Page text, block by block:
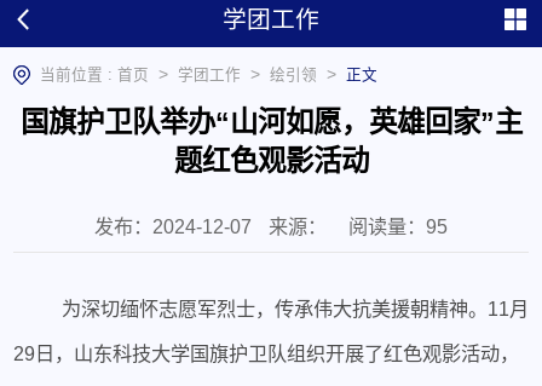
学团工作
当前位置 : 首页 > 学团工作 > 绘引领 > 正文
国旗护卫队举办“山河如愿，英雄回家”主
题红色观影活动
发布：2024-12-07 来源： 阅读量：95
为深切缅怀志愿军烈士，传承伟大抗美援朝精神。11月
29日，山东科技大学国旗护卫队组织开展了红色观影活动，